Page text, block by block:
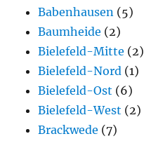
Babenhausen (5)
Baumheide (2)
Bielefeld-Mitte (2)
Bielefeld-Nord (1)
Bielefeld-Ost (6)
Bielefeld-West (2)
Brackwede (7)